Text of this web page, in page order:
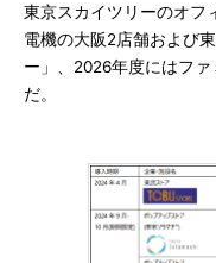
東京スカイツリーのオフ
電機の大阪2店舗および
ー」、2026年度にはフ
だ。